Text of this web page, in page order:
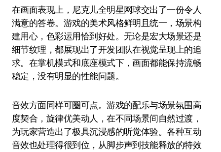
在画面表现上，尼克儿全明星网球交出了一份令人
满意的答卷。游戏的美术风格鲜明且统一，场景构
建用心，色彩运用恰到好处。无论是宏大场景还是
细节纹理，都展现出了开发团队在视觉呈现上的追
求。在掌机模式和底座模式下，画面都能保持流畅
稳定，没有明显的性能问题。
音效方面同样可圈可点。游戏的配乐与场景氛围高
度契合，旋律优美动人，在不同场景间自然过渡，
为玩家营造出了极具沉浸感的听觉体验。各种互动
音效也处理得很到位，从脚步声到技能释放的特效